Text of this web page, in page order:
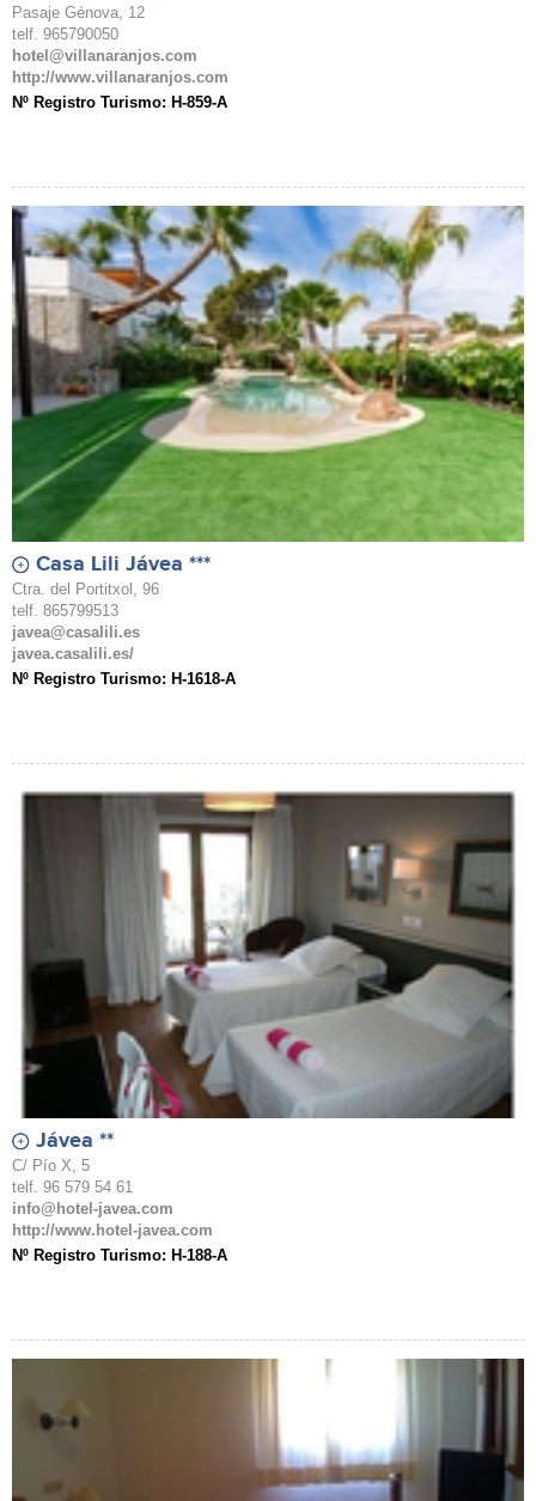
Pasaje Génova, 12
telf. 965790050
hotel@villanaranjos.com
http://www.villanaranjos.com
Nº Registro Turismo: H-859-A
Casa Lili Jávea ***
Ctra. del Portitxol, 96
telf. 865799513
javea@casalili.es
javea.casalili.es/
Nº Registro Turismo: H-1618-A
Jávea **
C/ Pío X, 5
telf. 96 579 54 61
info@hotel-javea.com
http://www.hotel-javea.com
Nº Registro Turismo: H-188-A